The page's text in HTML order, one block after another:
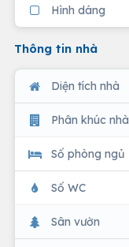
Hình dáng
Thông tin nhà
Diện tích nhà
Phân khúc nhà
Số phòng ngủ
Số WC
Sân vườn